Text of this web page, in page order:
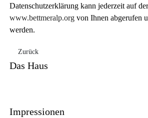
Datenschutzerklärung kann jederzeit auf
www.bettmeralp.org von Ihnen abgerufen
werden.
Vorheriger Beitrag: | Disclaimer |
Zurück
Das Haus
Impressionen